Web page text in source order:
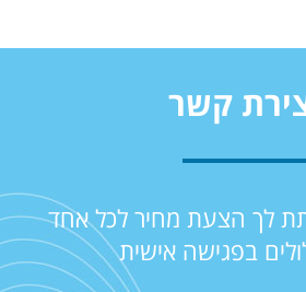
קשר
לך הצעת מחיר לכל אחד
בפגישה אישית